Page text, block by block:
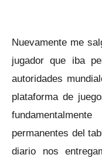
Nuevamente me
jugador que iba
autoridades
plataforma de
permanentes del
diario nos